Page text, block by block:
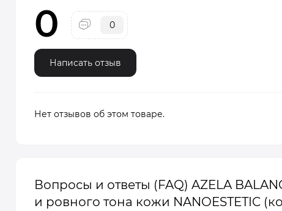
0 0
Написать отзыв
Нет отзывов об этом товаре.
Вопросы и ответы (FAQ) AZELA
и ровного тона кожи NANOESTETIC